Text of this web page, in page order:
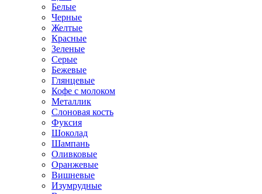
Белые
Черные
Желтые
Красные
Зеленые
Серые
Бежевые
Глянцевые
Кофе с молоком
Металлик
Слоновая кость
Фуксия
Шоколад
Шампань
Оливковые
Оранжевые
Вишневые
Изумрудные